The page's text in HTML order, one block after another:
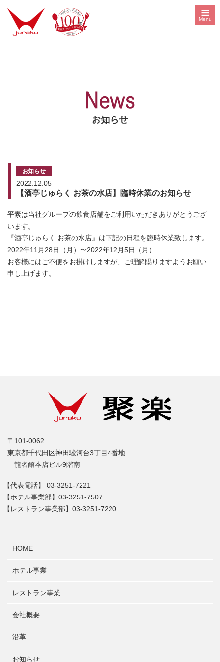
≡
Menu
お知らせ
2022.12.05
【酒亭じゅらく お茶の水店】臨時休業のお知らせ
平素は当社グループの飲食店舗をご利用いただきありがとうござ
います。
『酒亭じゅらく お茶の水店』は下記の日程を臨時休業致します。
2022年11月28日（月）〜2022年12月5日（月）
お客様にはご不便をお掛けしますが、ご理解賜りますようお願い
申し上げます。
〒101-0062
東京都千代田区神田駿河台3丁目4番地
龍名館本店ビル9階南
【代表電話】 03-3251-7221
【ホテル事業部】 03-3251-7507
【レストラン事業部】 03-3251-7220
HOME
ホテル事業
レストラン事業
会社概要
沿革
お知らせ